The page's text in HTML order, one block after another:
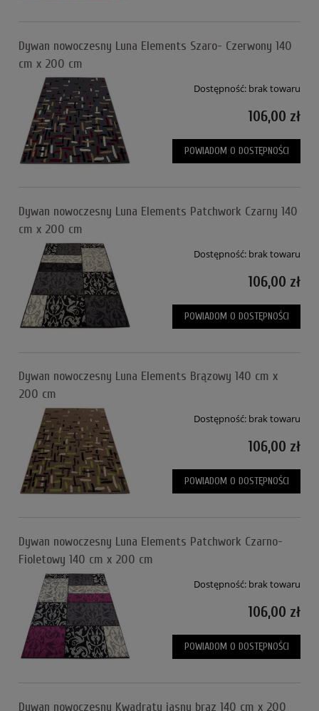
Dywan nowoczesny Luna Elements Szaro- Czerwony 140
cm x 200 cm
Dostępność: brak towaru
106,00 zł
POWIADOM O DOSTĘPNOŚCI
Dywan nowoczesny Luna Elements Patchwork Czarny 140
cm x 200 cm
Dostępność: brak towaru
106,00 zł
POWIADOM O DOSTĘPNOŚCI
Dywan nowoczesny Luna Elements Brązowy 140 cm x
200 cm
Dostępność: brak towaru
106,00 zł
POWIADOM O DOSTĘPNOŚCI
Dywan nowoczesny Luna Elements Patchwork Czarno-
Fioletowy 140 cm x 200 cm
Dostępność: brak towaru
106,00 zł
POWIADOM O DOSTĘPNOŚCI
Dywan nowoczesny Kwadraty jasny brąz 140 cm x 200